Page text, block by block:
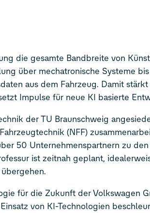
die gesamte Bandbreite von
über mechatronische Systeme
aus dem Fahrzeug. Damit
Impulse für neue KI basierte
der TU Braunschweig
(NFF)
50 Unternehmenspartnern zu
ist zeitnah geplant,
für die Zukunft der Volkswagen
von KI-Technologien